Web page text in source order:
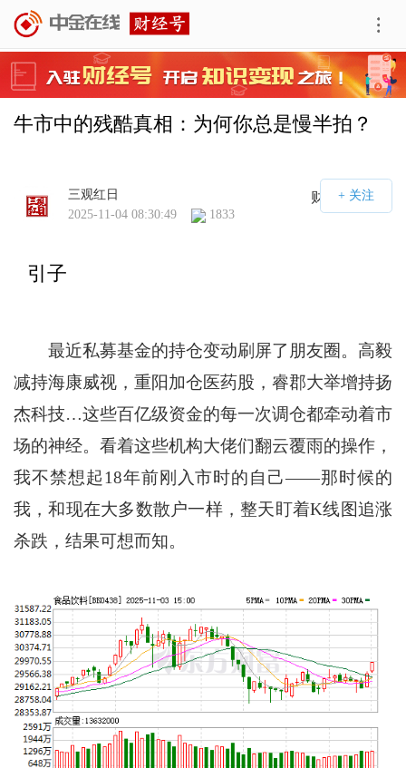
牛市中的残酷真相：为何你总是慢半拍？
财经号APP
三观红日
2025-11-04 08:30:49
1833
引子
最近私募基金的持仓变动刷屏了朋友圈。高毅
减持海康威视，重阳加仓医药股，睿郡大举增持扬
杰科技…这些百亿级资金的每一次调仓都牵动着市
场的神经。看着这些机构大佬们翻云覆雨的操作，
我不禁想起18年前刚入市时的自己——那时候的
我，和现在大多数散户一样，整天盯着K线图追涨
杀跌，结果可想而知。